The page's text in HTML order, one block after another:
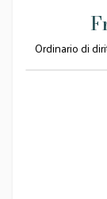
Ordinario di